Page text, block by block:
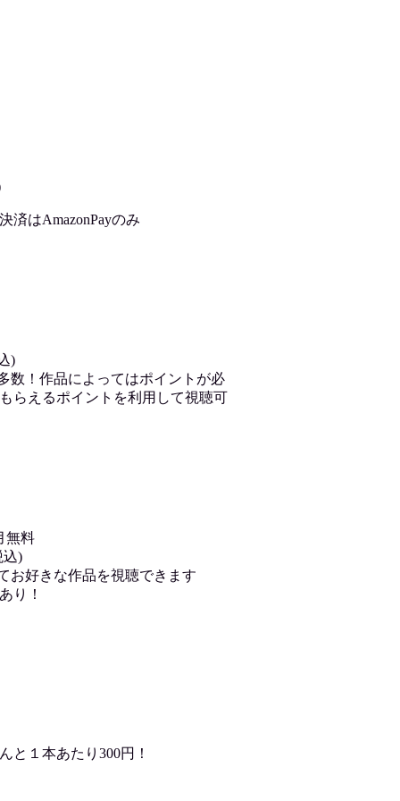
済はAmazonPayのみ
)
！作品によってはポイントが必
らえるポイントを利用して視聴可
無料
込)
お好きな作品を視聴できます
り！
と１本あたり300円！